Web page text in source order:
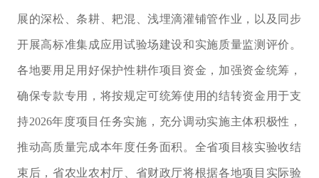
展的深松、条耕、耙混、浅埋滴灌铺管作业，以及同步
开展高标准集成应用试验场建设和实施质量监测评价。
各地要用足用好保护性耕作项目资金， 加强资金统筹，
确保专款专用，将按规定可统筹使用的结转资金用于支
持2026年度项目任务实施，充分调动实施主体积极性，
推动高质量完成本年度任务面积。全省项目核实验收结
束后，省农业农村厅、省财政厅将根据各地项目实际验